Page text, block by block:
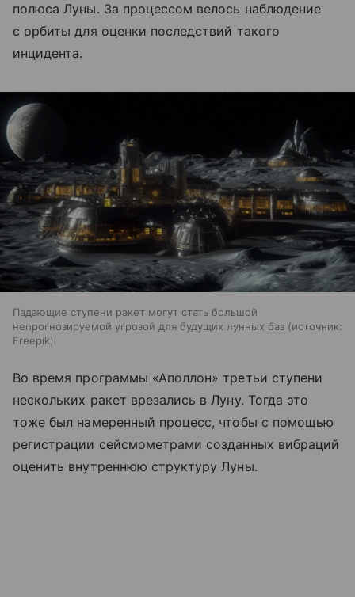
полюса Луны. За процессом велось наблюдение
с орбиты для оценки последствий такого
инцидента.
Падающие ступени ракет могут стать большой
непрогнозируемой угрозой для будущих лунных баз
источник:
Freepik
Во время программы «Аполлон» третьи ступени
нескольких ракет врезались в Луну. Тогда это
тоже был намеренный процесс, чтобы с помощью
регистрации сейсмометрами созданных вибраций
оценить внутреннюю структуру Луны.